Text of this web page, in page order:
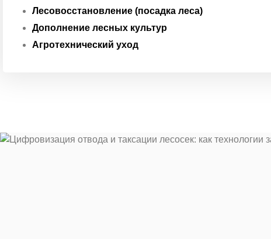
Лесовосстановление (посадка леса)
Дополнение лесных культур
Агротехнический уход